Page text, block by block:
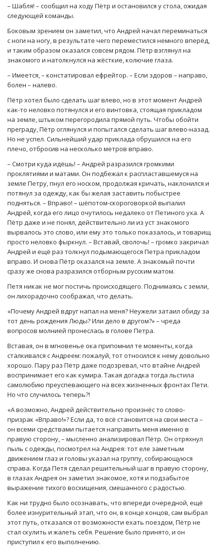
– Шабля! – сообщил на ходу Пётр и остановился у стола, ожидая
следующей команды.
Боковым зрением он заметил, что Андрей начал переминаться
с ноги на ногу, в результате чего переместился немного вперёд,
и таким образом оказался совсем рядом. Пётр взглянул на
знакомого и натолкнулся на жёсткие, колючие глаза.
– Имеется, – констатировал ефрейтор. – Если здоров – направо,
болен – налево.
Пётр хотел было сделать шаг влево, но в этот момент Андрей
как-то неловко потянулся и его винтовка, стоящая прикладом
на земле, штыком перегородила прямой путь. Чтобы обойти
преграду, Пётр оглянулся и попытался сделать шаг влево-назад.
Но не успел. Сильнейший удар приклада обрушился на его
плечо, отбросив на несколько метров вправо.
– Смотри куда идёшь! – Андрей разразился громкими
проклятиями и матами. Он подбежал к распластавшемуся на
земле Петру, пнул его носком, продолжая кричать, наклонился и
потянул за одежду, как бы желая заставить побыстрее
подняться. – Вправо! – шёпотом-скороговоркой выпалил
Андрей, когда его лицо очутилось недалеко от Петиного уха. А
Пётр даже и не понял, действительно ли из уст знакомого
вырвалось это слово, или ему это только показалось, и товарищ
просто неловко фыркнул. – Вставай, сволочь! – громко закричал
Андрей и ещё раз толкнул подымающегося Петра прикладом
вправо. И снова Пётр оказался на земле. А знакомый почти
сразу же снова разразился отборным русским матом.
Петя никак не мог постичь происходящего. Поднимаясь с земли,
он лихорадочно соображал, что делать.
«Почему Андрей вдруг напал на меня? Неужели затаил обиду за
тот день рождения Люды? Или дело в другом?» – чреда
вопросов молнией пронеслась в голове Петра.
Вставая, он в мгновенье ока припомнил те моменты, когда
сталкивался с Андреем: пожалуй, тот относился к нему довольно
хорошо. Пару раз Пётр даже подозревал, что втайне Андрей
воспринимает его как кумира. Такая догадка тогда льстила
самолюбию преуспевающего на всех жизненных фронтах Пети.
Но что случилось теперь?!
«А возможно, Андрей действительно произнёс то слово-
призрак «Вправо!»? Если да, то всё становится на свои места –
он всеми средствами пытается направить меня именно в
правую сторону, – мысленно анализировал Пётр. Он отряхнул
пыль с одежды, посмотрел на Андрея: тот еле заметным
движением глаз и головы указал на группу, собирающуюся
справа. Когда Петя сделал решительный шаг в правую сторону,
в глазах Андрея он заметил знакомое, хотя и подзабытое
выражение тихого восхищения, смешанного с радостью.
Как ни трудно было осознавать, что впереди очередной, ещё
более изнурительный этап, что он, в конце концов, сам выбрал
этот путь, отказался от возможности ехать поездом, Пётр не
стал скулить и жалеть себя. Решение было принято, и он
приступил к его выполнению.